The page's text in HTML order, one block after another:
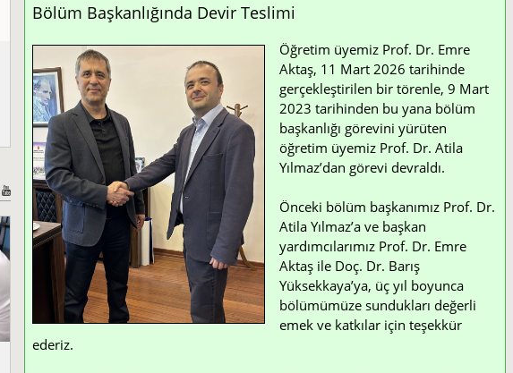
Bölüm Başkanlığında Devir Teslimi
Öğretim üyemiz Prof. Dr. Emre
Aktaş, 11 Mart 2026 tarihinde
gerçekleştirilen bir törenle, 9 Mart
2023 tarihinden bu yana bölüm
başkanlığı görevini yürüten
öğretim üyemiz Prof. Dr. Atila
Yılmaz’dan görevi devraldı.
Önceki bölüm başkanımız Prof. Dr.
Atila Yılmaz’a ve başkan
yardımcılarımız Prof. Dr. Emre
Aktaş ile Doç. Dr. Barış
Yüksekkaya’ya, üç yıl boyunca
bölümümüze sundukları değerli
emek ve katkılar için teşekkür
ederiz.